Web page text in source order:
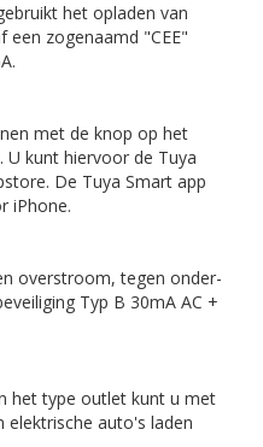
het opladen van
een zogenaamd "CEE"
met de knop op het
kunt hiervoor de Tuya
De Tuya Smart app
iPhone.
overstroom, tegen onder-
Typ B 30mA AC +
het type outlet kunt u met
elektrische auto's laden